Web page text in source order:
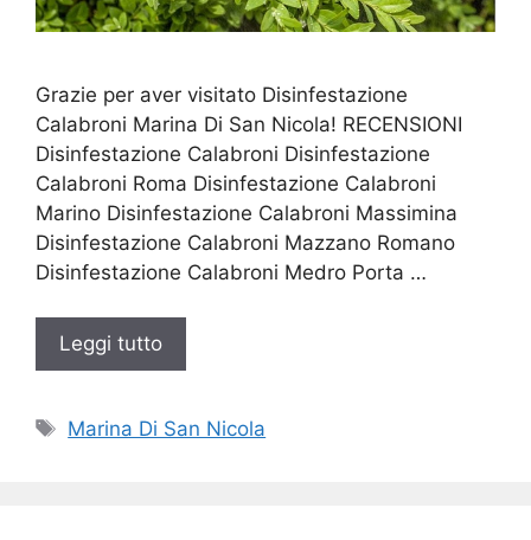
Grazie per aver visitato Disinfestazione
Calabroni Marina Di San Nicola! RECENSIONI
Disinfestazione Calabroni Disinfestazione
Calabroni Roma Disinfestazione Calabroni
Marino Disinfestazione Calabroni Massimina
Disinfestazione Calabroni Mazzano Romano
Disinfestazione Calabroni Medro Porta …
Leggi tutto
Tag
Marina Di San Nicola